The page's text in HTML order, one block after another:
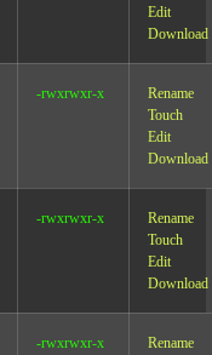
Edit
Download
-rwxrwxr-x
Rename
Touch
Edit
Download
-rwxrwxr-x
Rename
Touch
Edit
Download
-rwxrwxr-x
Rename